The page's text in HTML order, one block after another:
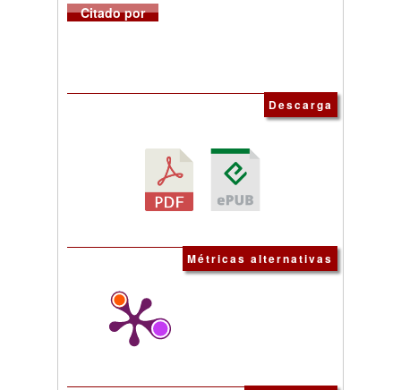
Citado por
Descarga
Métricas alternativas